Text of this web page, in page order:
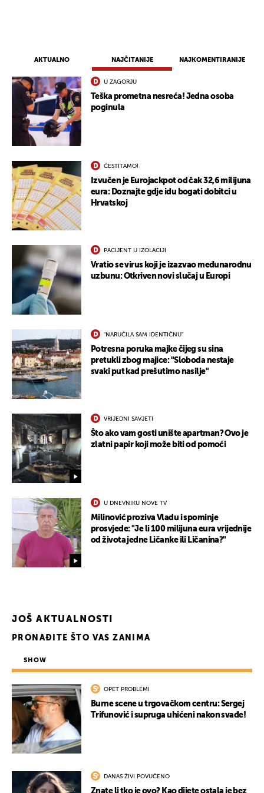
AKTUALNO NAJČITANIJE NAJKOMENTIRANIJE
U ZAGORJU
Teška prometna nesreća! Jedna osoba
poginula
ČESTITAMO!
Izvučen je Eurojackpot od čak 32,6 milijuna
eura: Doznajte gdje idu bogati dobitci u
Hrvatskoj
PACIJENT U IZOLACIJI
Vratio se virus koji je izazvao međunarodnu
uzbunu: Otkriven novi slučaj u Europi
"NARUČILA SAM IDENTIČNU"
Potresna poruka majke čijeg su sina
pretukli zbog majice: "Sloboda nestaje
svaki put kad prešutimo nasilje"
VRIJEDNI SAVJETI
Što ako vam gosti unište apartman? Ovo je
zlatni papir koji može biti od pomoći
U DNEVNIKU NOVE TV
Milinović proziva Vladu i spominje
prosvjede: "Je li 100 milijuna eura vrijednije
od života jedne Ličanke ili Ličanina?"
JOŠ AKTUALNOSTI
PRONAĐITE ŠTO VAS ZANIMA
SHOW
OPET PROBLEMI
Burne scene u trgovačkom centru: Sergej
Trifunović i supruga uhićeni nakon svađe!
DANAS ŽIVI POVUČENO
Znate li tko je ovo? Kao dijete ostala je bez
UKLJUČITE NOTIFIKACIJE